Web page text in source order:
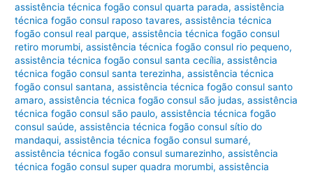
assistência técnica fogão consul quarta parada,assistência
técnica fogão consul raposo tavares,assistência técnica
fogão consul real parque,assistência técnica fogão consul
retiro morumbi,assistência técnica fogão consul rio pequeno,
assistência técnica fogão consul santa cecília,assistência
técnica fogão consul santa terezinha,assistência técnica
fogão consul santana,assistência técnica fogão consul santo
amaro,assistência técnica fogão consul são judas,assistência
técnica fogão consul são paulo,assistência técnica fogão
consul saúde,assistência técnica fogão consul sítio do
mandaqui,assistência técnica fogão consul sumaré,
assistência técnica fogão consul sumarezinho,assistência
técnica fogão consul super quadra morumbi,assistência